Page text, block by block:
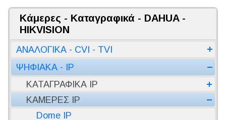
Κάμερες - Καταγραφικά - DAHUA -
HIKVISION
ΑΝΑΛΟΓΙΚΑ - CVI - TVI
ΨΗΦΙΑΚΑ - IP
ΚΑΤΑΓΡΑΦΙΚΑ IP
ΚΑΜΕΡΕΣ IP
Dome IP